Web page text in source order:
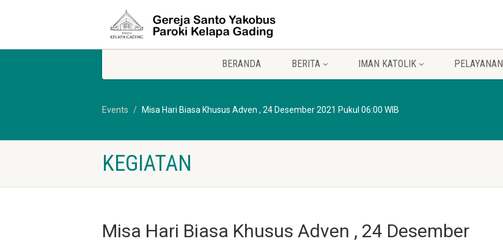
BERANDA BERITA IMAN KATOLIK PELAYANAN
Events Misa Hari Biasa Khusus Adven , 24 Desember 2021 Pukul 06:00 WIB
KEGIATAN
Misa Hari Biasa Khusus Adven , 24 Desember